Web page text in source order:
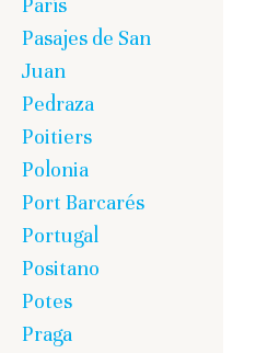
París
Pasajes de San
Juan
Pedraza
Poitiers
Polonia
Port Barcarés
Portugal
Positano
Potes
Praga